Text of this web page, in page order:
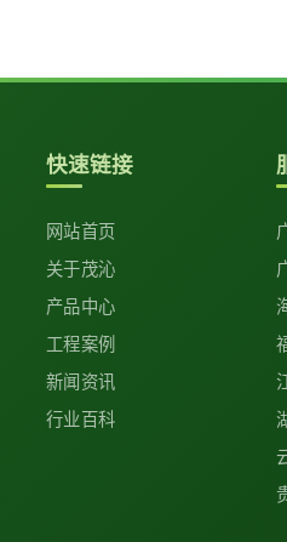
快速链接
网站首页
关于茂沁
产品中心
工程案例
新闻资讯
行业百科